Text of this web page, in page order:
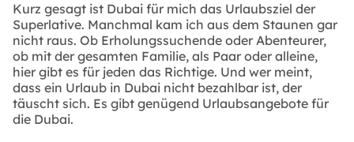
Kurz gesagt ist Dubai für mich das Urlaubsziel der
Superlative. Manchmal kam ich aus dem Staunen gar
nicht raus. Ob Erholungssuchende oder Abenteurer,
ob mit der gesamten Familie, als Paar oder alleine,
hier gibt es für jeden das Richtige. Und wer meint,
dass ein Urlaub in Dubai nicht bezahlbar ist, der
täuscht sich. Es gibt genügend Urlaubsangebote für
die Dubai.